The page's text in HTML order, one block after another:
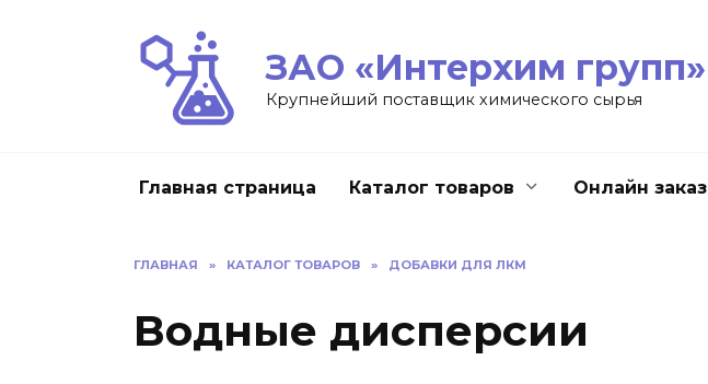
ЗАО «Интерхим групп»
Крупнейший поставщик химического сырья
Главная страница Каталог товаров Онлайн заказ
ГЛАВНАЯ » КАТАЛОГ ТОВАРОВ » ДОБАВКИ ДЛЯ ЛКМ
Водные дисперcии